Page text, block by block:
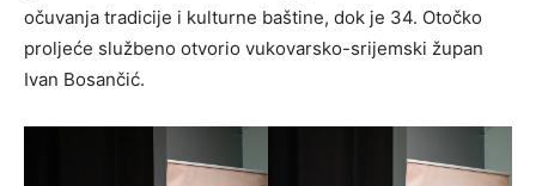
očuvanja tradicije i kulturne baštine, dok je 34. Otočko
proljeće službeno otvorio vukovarsko-srijemski župan
Ivan Bosančić.